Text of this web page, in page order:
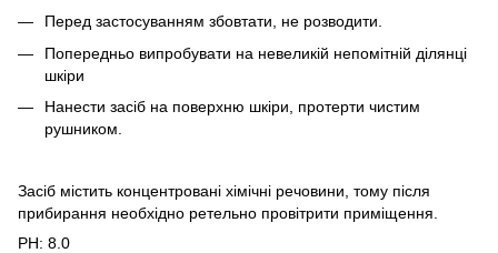
Перед застосуванням збовтати, не розводити.
Попередньо випробувати на невеликій непомітній ділянці
шкіри
Нанести засіб на поверхню шкіри, протерти чистим
рушником.
Засіб містить концентровані хімічні речовини, тому після
прибирання необхідно ретельно провітрити приміщення.
PH: 8.0